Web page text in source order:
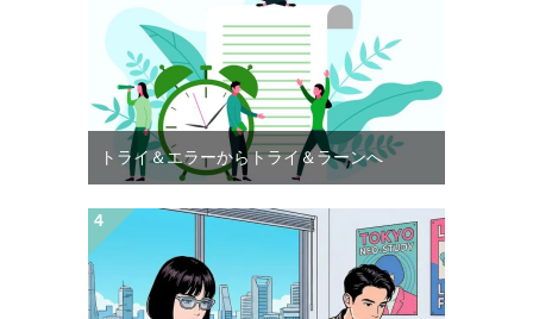
トライ＆エラーからトライ＆ラーンへ